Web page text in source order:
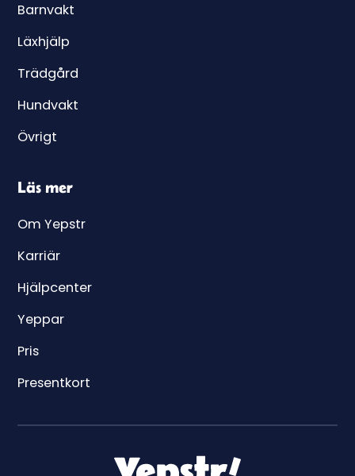
Barnvakt
Läxhjälp
Trädgård
Hundvakt
Övrigt
Läs mer
Om Yepstr
Karriär
Hjälpcenter
Yeppar
Pris
Presentkort